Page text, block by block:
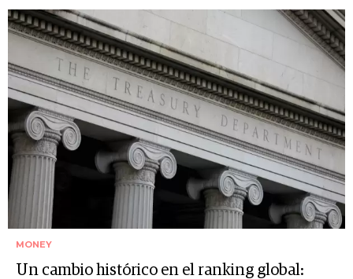
MONEY
Un cambio histórico en el ranking global: